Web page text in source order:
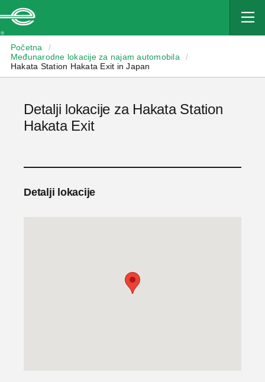
Početna
/
Međunarodne lokacije za najam automobila
/
Hakata Station Hakata Exit in Japan
Detalji lokacije za Hakata Station
Hakata Exit
Detalji lokacije